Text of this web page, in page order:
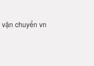
vận chuyển vn